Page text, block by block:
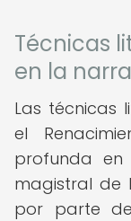
Técnicas
en la
Las técnicas
el
profunda en
magistral de
por parte